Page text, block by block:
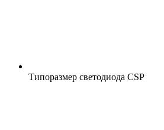
Типоразмер светодиода CSP